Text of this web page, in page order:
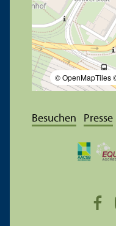
© OpenMapTiles
Besuchen Presse